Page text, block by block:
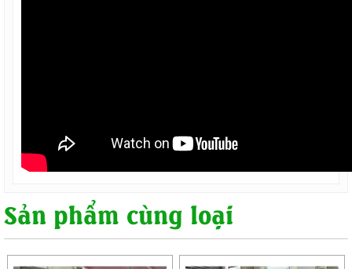
Sản phẩm cùng loại